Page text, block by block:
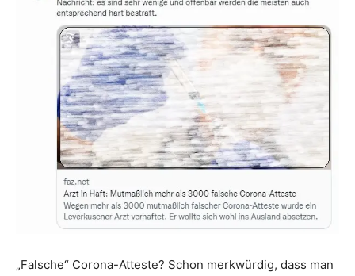
„Falsche“ Corona-Atteste? Schon merkwürdig, dass man